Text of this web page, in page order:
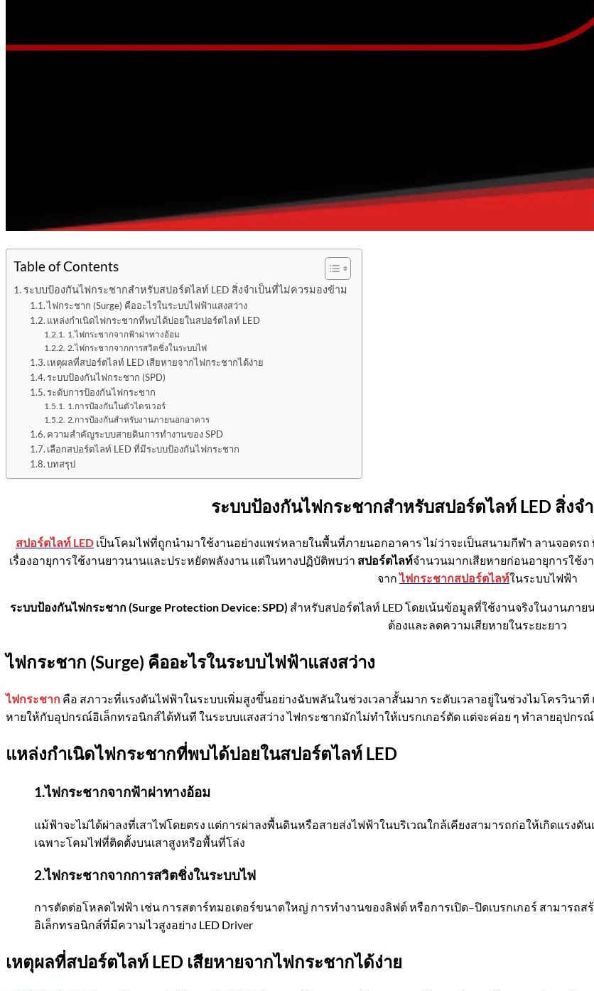
Table of Contents
ระบบป้องกันไฟกระชากสำหรับสปอร์ตไลท์ LED สิ่งจำเป็นที่ไม่ควรมองข้าม
ไฟกระชาก (Surge) คืออะไรในระบบไฟฟ้าแสงสว่าง
แหล่งกำเนิดไฟกระชากที่พบได้บ่อยในสปอร์ตไลท์ LED
1.ไฟกระชากจากฟ้าผ่าทางอ้อม
2.ไฟกระชากจากการสวิตชิ่งในระบบไฟ
เหตุผลที่สปอร์ตไลท์ LED เสียหายจากไฟกระชากได้ง่าย
ระบบป้องกันไฟกระชาก (SPD)
ระดับการป้องกันไฟกระชาก
1.การป้องกันในตัวไดรเวอร์
2.การป้องกันสำหรับงานภายนอกอาคาร
ความสำคัญระบบสายดินการทำงานของ SPD
เลือกสปอร์ตไลท์ LED ที่มีระบบป้องกันไฟกระชาก
บทสรุป
ระบบป้องกันไฟกระชากสำหรับสปอร์ตไลท์ LED สิ่งจ
สปอร์ตไลท์ LED เป็นโคมไฟที่ถูกนำมาใช้งานอย่างแพร่หลายในพื้นที่ภายนอกอาคาร ไม่ว่าจะเป็นสนามกีฬา ลานจอดร
เรื่องอายุการใช้งานยาวนานและประหยัดพลังงาน แต่ในทางปฏิบัติพบว่า สปอร์ตไลท์จำนวนมากเสียหายก่อนอายุการใช้ง
จากไฟกระชากสปอร์ตไลท์ในระบบไฟฟ้า
ระบบป้องกันไฟกระชาก (Surge Protection Device: SPD) สำหรับสปอร์ตไลท์ LED โดยเน้นข้อมูลที่ใช้งานจริงในงานภา
ต้องและลดความเสียหายในระยะยาว
ไฟกระชาก (Surge) คืออะไรในระบบไฟฟ้าแสงสว่าง
ไฟกระชาก คือ สภาวะที่แรงดันไฟฟ้าในระบบเพิ่มสูงขึ้นอย่างฉับพลันในช่วงเวลาสั้นมาก ระดับเวลาอยู่ในช่วงไมโครวินา
หายให้กับอุปกรณ์อิเล็กทรอนิกส์ได้ทันที ในระบบแสงสว่าง ไฟกระชากมักไม่ทำให้เบรกเกอร์ตัด แต่จะค่อย ๆ ทำลายอุปกร
แหล่งกำเนิดไฟกระชากที่พบได้บ่อยในสปอร์ตไลท์ LED
1.ไฟกระชากจากฟ้าผ่าทางอ้อม
แม้ฟ้าจะไม่ได้ผ่าลงที่เสาไฟโดยตรง แต่การผ่าลงพื้นดินหรือสายส่งไฟฟ้าในบริเวณใกล้เคียงสามารถก่อให้เกิดแรงดั
เฉพาะโคมไฟที่ติดตั้งบนเสาสูงหรือพื้นที่โล่ง
2.ไฟกระชากจากการสวิตชิ่งในระบบไฟ
การตัดต่อโหลดไฟฟ้า เช่น การสตาร์ทมอเตอร์ขนาดใหญ่ การทำงานของลิฟต์ หรือการเปิด–ปิดเบรกเกอร์ สามารถ
อิเล็กทรอนิกส์ที่มีความไวสูงอย่าง LED Driver
เหตุผลที่สปอร์ตไลท์ LED เสียหายจากไฟกระชากได้ง่าย